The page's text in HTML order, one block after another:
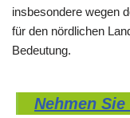
insbesondere wegen
für den nördlichen
Bedeutung.
Nehmen